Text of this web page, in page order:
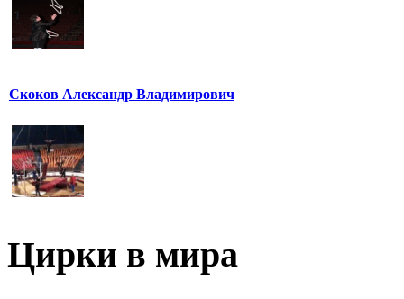
Скоков Александр Владимирович
Цирки в мира